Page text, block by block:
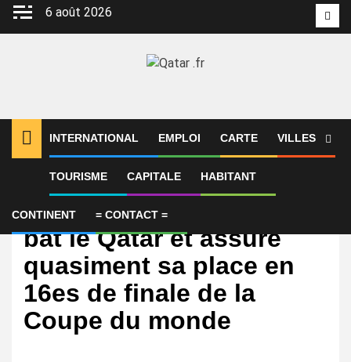
Aller
6 août 2026
INTERNATIONAL EMPLOI CARTE VILLES
TOURISME CAPITALE HABITANT
CONTINENT = CONTACT =
International
La Bosnie-Herzégovine
bat le Qatar et assure
quasiment sa place en
16es de finale de la
Coupe du monde